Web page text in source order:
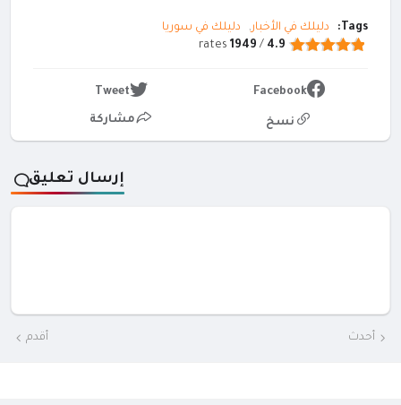
Tags: دليلك في الأخبار
دليلك في سوريا
4.9
/
1949
rates
Facebook
Tweet
نسخ مشاركة
إرسال تعليق
أحدث أقدم